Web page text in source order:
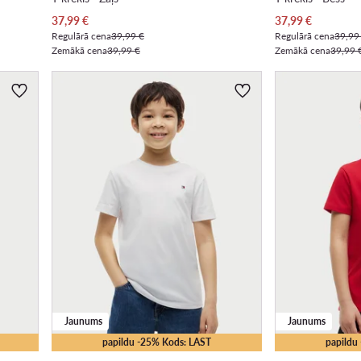
Pašreizējā cena
37,99€
Regulārā cena39,99 €
Zemākā cena39,99 €
Pašreizējā cena
37,99€
Regulārā cena
Zemākā cena39,99
papildu -25% Kods: LAST
Jaunums
papildu
Jaunums